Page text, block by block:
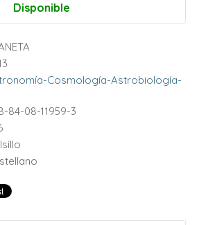
Disponible
Cosmología-Astrobiología-
84-08-11959-3